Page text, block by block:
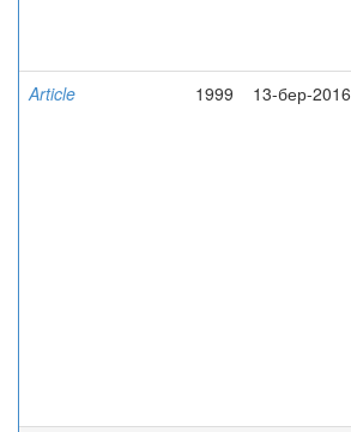
Article 1999 13-бер-2016